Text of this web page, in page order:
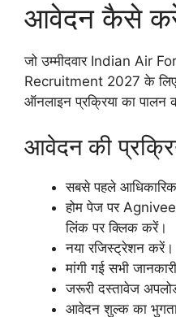
आवेदन कैसे
जो उम्मीदवार Indian Air
Recruitment 2027 के
ऑनलाइन प्रक्रिया का पालन
आवेदन की
सबसे पहले आधिकारिक
होम पेज पर
लिंक पर क्लिक करें।
नया रजिस्ट्रेशन करें।
मांगी गई सभी
जरूरी दस्तावेज
आवेदन शुल्क का